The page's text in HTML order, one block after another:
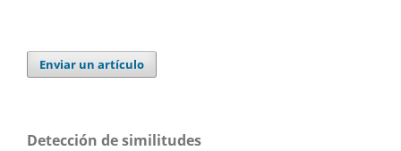
Enviar un artículo
Detección de similitudes